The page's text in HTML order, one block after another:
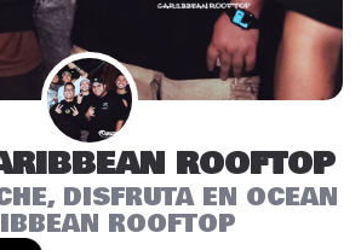
ROOFTOP
DISFRUTA EN OCEAN
ROOFTOP